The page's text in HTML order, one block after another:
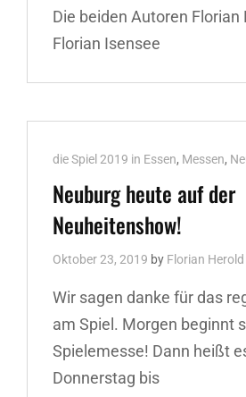
Die beiden Autoren Florian
Florian Isensee
Cat
Links
die Spiel 2019 in Essen, Messen,
Neuburg heute auf der
Neuheitenshow!
Oktober 23, 2019 by Florian Herold
Wir sagen danke für das
am Spiel. Morgen beginnt
Spielemesse! Dann heißt
Donnerstag bis